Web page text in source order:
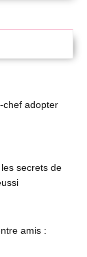
chef adopter
secrets de
amis :